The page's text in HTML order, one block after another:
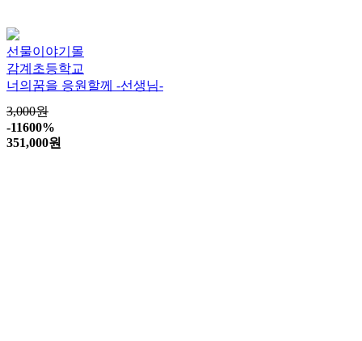
선물이야기몰
감계초등학교
너의꿈을 응원할께 -선생님-
3,000원
-11600%
351,000원